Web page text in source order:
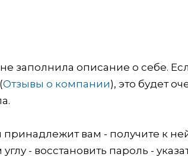
заполнила описание о себе.
Отзывы о компании), это будет
принадлежит вам - получите к
- восстановить пароль -